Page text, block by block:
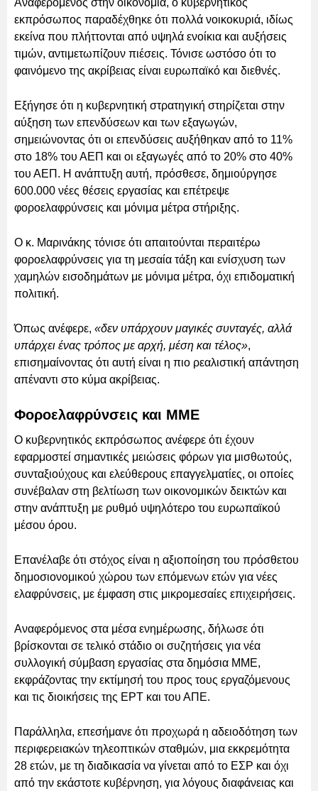
εκπρόσωπος παραδέχθηκε ότι πολλά νοικοκυριά, ιδίως
εκείνα που πλήττονται από υψηλά ενοίκια και αυξήσεις
τιμών, αντιμετωπίζουν πιέσεις. Τόνισε ωστόσο ότι το
φαινόμενο της ακρίβειας είναι ευρωπαϊκό και διεθνές.
Εξήγησε ότι η κυβερνητική στρατηγική στηρίζεται στην
αύξηση των επενδύσεων και των εξαγωγών,
σημειώνοντας ότι οι επενδύσεις αυξήθηκαν από το 11%
στο 18% του ΑΕΠ και οι εξαγωγές από το 20% στο 40%
του ΑΕΠ. Η ανάπτυξη αυτή, πρόσθεσε, δημιούργησε
600.000 νέες θέσεις εργασίας και επέτρεψε
φοροελαφρύνσεις και μόνιμα μέτρα στήριξης.
Ο κ. Μαρινάκης τόνισε ότι απαιτούνται περαιτέρω
φοροελαφρύνσεις για τη μεσαία τάξη και ενίσχυση των
χαμηλών εισοδημάτων με μόνιμα μέτρα, όχι επιδοματική
πολιτική.
Όπως ανέφερε, «δεν υπάρχουν μαγικές συνταγές, αλλά
υπάρχει ένας τρόπος με αρχή, μέση και τέλος»,
επισημαίνοντας ότι αυτή είναι η πιο ρεαλιστική απάντηση
απέναντι στο κύμα ακρίβειας.
Φοροελαφρύνσεις και ΜΜΕ
Ο κυβερνητικός εκπρόσωπος ανέφερε ότι έχουν
εφαρμοστεί σημαντικές μειώσεις φόρων για μισθωτούς,
συνταξιούχους και ελεύθερους επαγγελματίες, οι οποίες
συνέβαλαν στη βελτίωση των οικονομικών δεικτών και
στην ανάπτυξη με ρυθμό υψηλότερο του ευρωπαϊκού
μέσου όρου.
Επανέλαβε ότι στόχος είναι η αξιοποίηση του πρόσθετου
δημοσιονομικού χώρου των επόμενων ετών για νέες
ελαφρύνσεις, με έμφαση στις μικρομεσαίες επιχειρήσεις.
Αναφερόμενος στα μέσα ενημέρωσης, δήλωσε ότι
βρίσκονται σε τελικό στάδιο οι συζητήσεις για νέα
συλλογική σύμβαση εργασίας στα δημόσια ΜΜΕ,
εκφράζοντας την εκτίμησή του προς τους εργαζόμενους
και τις διοικήσεις της ΕΡΤ και του ΑΠΕ.
Παράλληλα, επεσήμανε ότι προχωρά η αδειοδότηση των
περιφερειακών τηλεοπτικών σταθμών, μια εκκρεμότητα
28 ετών, με τη διαδικασία να γίνεται από το ΕΣΡ και όχι
από την εκάστοτε κυβέρνηση, για λόγους διαφάνειας και